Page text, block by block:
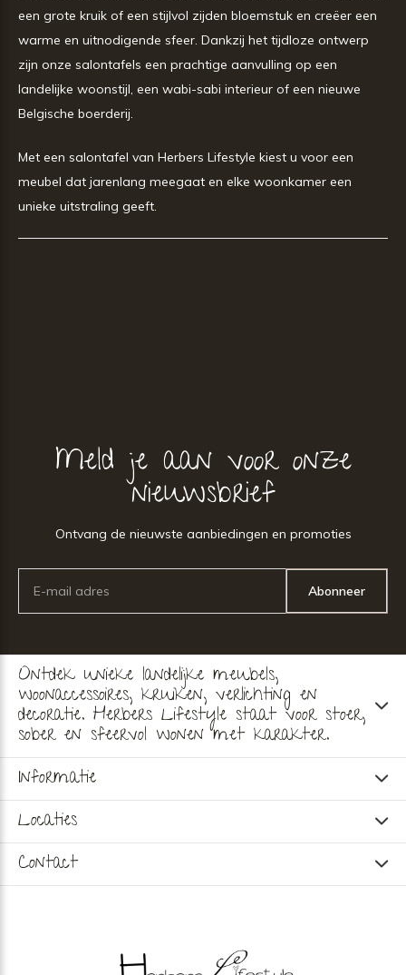
een grote kruik of een stijlvol zijden bloemstuk en creëer een
warme en uitnodigende sfeer. Dankzij het tijdloze ontwerp
zijn onze salontafels een prachtige aanvulling op een
landelijke woonstijl, een wabi-sabi interieur of een nieuwe
Belgische boerderij.
Met een salontafel van Herbers Lifestyle kiest u voor een
meubel dat jarenlang meegaat en elke woonkamer een
unieke uitstraling geeft.
Meld je aan voor onze
nieuwsbrief
Ontvang de nieuwste aanbiedingen en promoties
Abonneer
Ontdek unieke landelijke meubels,
woonaccessoires, kruiken, verlichting en
decoratie. Herbers Lifestyle staat voor stoer,
sober en sfeervol wonen met karakter.
Informatie
Locaties
Contact